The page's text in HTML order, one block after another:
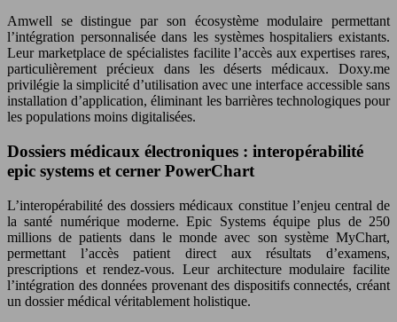
Amwell se distingue par son écosystème modulaire permettant
l’intégration personnalisée dans les systèmes hospitaliers existants.
Leur marketplace de spécialistes facilite l’accès aux expertises rares,
particulièrement précieux dans les déserts médicaux. Doxy.me
privilégie la simplicité d’utilisation avec une interface accessible sans
installation d’application, éliminant les barrières technologiques pour
les populations moins digitalisées.
Dossiers médicaux électroniques : interopérabilité
epic systems et cerner PowerChart
L’interopérabilité des dossiers médicaux constitue l’enjeu central de
la santé numérique moderne. Epic Systems équipe plus de 250
millions de patients dans le monde avec son système MyChart,
permettant l’accès patient direct aux résultats d’examens,
prescriptions et rendez-vous. Leur architecture modulaire facilite
l’intégration des données provenant des dispositifs connectés, créant
un dossier médical véritablement holistique.